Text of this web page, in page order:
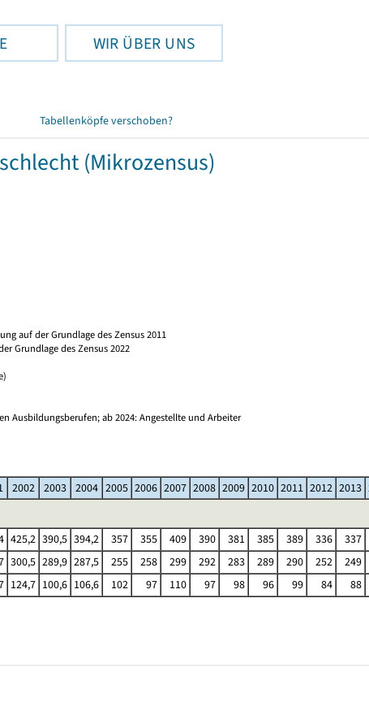
WIR ÜBER UNS
Tabellenköpfe verschoben?
(Mikrozensus)
auf der Grundlage des Zensus 2011
Grundlage des Zensus 2022
Ausbildungsberufen; ab 2024: Angestellte und Arbeiter
2002 2003 2004 2005 2006 2007 2008 2009 2010 2011 2012 2013
425,2 390,5 394,2 357 355 409 390 381 385 389 336
337
300,5 289,9 287,5 255 258 299 292 283 289 290 252
249
124,7 100,6 106,6 102 97 110 97 98 96 99 84 88